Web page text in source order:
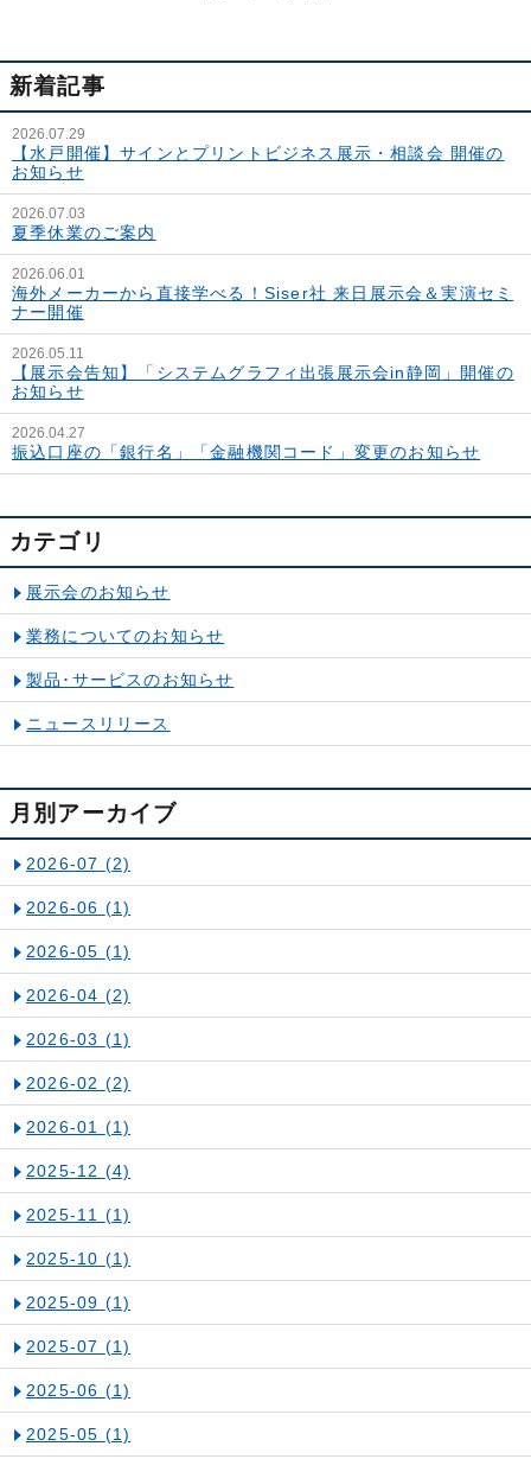
新着記事
2026.07.29
【水戸開催】サインとプリントビジネス展示・相談会 開催の
お知らせ
2026.07.03
夏季休業のご案内
2026.06.01
海外メーカーから直接学べる！Siser社 来日展示会＆実演セミ
ナー開催
2026.05.11
【展示会告知】「システムグラフィ出張展示会in静岡」開催の
お知らせ
2026.04.27
振込口座の「銀行名」「金融機関コード」変更のお知らせ
カテゴリ
展示会のお知らせ
業務についてのお知らせ
製品･サービスのお知らせ
ニュースリリース
月別アーカイブ
2026-07 (2)
2026-06 (1)
2026-05 (1)
2026-04 (2)
2026-03 (1)
2026-02 (2)
2026-01 (1)
2025-12 (4)
2025-11 (1)
2025-10 (1)
2025-09 (1)
2025-07 (1)
2025-06 (1)
2025-05 (1)